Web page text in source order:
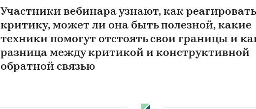
Участники вебинара узнают, как
критику, может ли она быть полезной, какие
техники помогут отстоять свои границы и
разница между критикой и конструктивной
обратной связью